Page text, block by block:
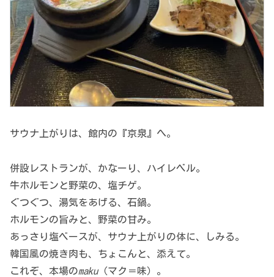
サウナ上がりは、館内の『京泉』へ。
併設レストランが、かなーり、ハイレベル。
牛ホルモンと野菜の、塩チゲ。
ぐつぐつ、湯気をあげる、石鍋。
ホルモンの旨みと、野菜の甘み。
あっさり塩ベースが、サウナ上がりの体に、しみる。
韓国風の焼き肉も、ちょこんと、添えて。
これぞ、本場のmaku（マク＝味）。